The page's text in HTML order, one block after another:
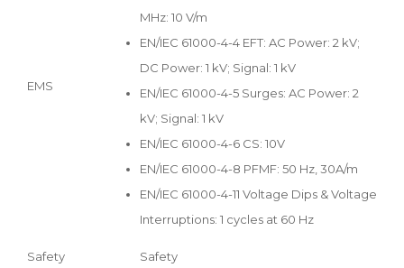
EMS
MHz: 10 V/m
EN/IEC 61000-4-4 EFT: AC Power: 2 kV;
DC Power: 1 kV; Signal: 1 kV
EN/IEC 61000-4-5 Surges: AC Power: 2
kV; Signal: 1 kV
EN/IEC 61000-4-6 CS: 10V
EN/IEC 61000-4-8 PFMF: 50 Hz, 30A/m
EN/IEC 61000-4-11 Voltage Dips & Voltage
Interruptions: 1 cycles at 60 Hz
Safety Safety